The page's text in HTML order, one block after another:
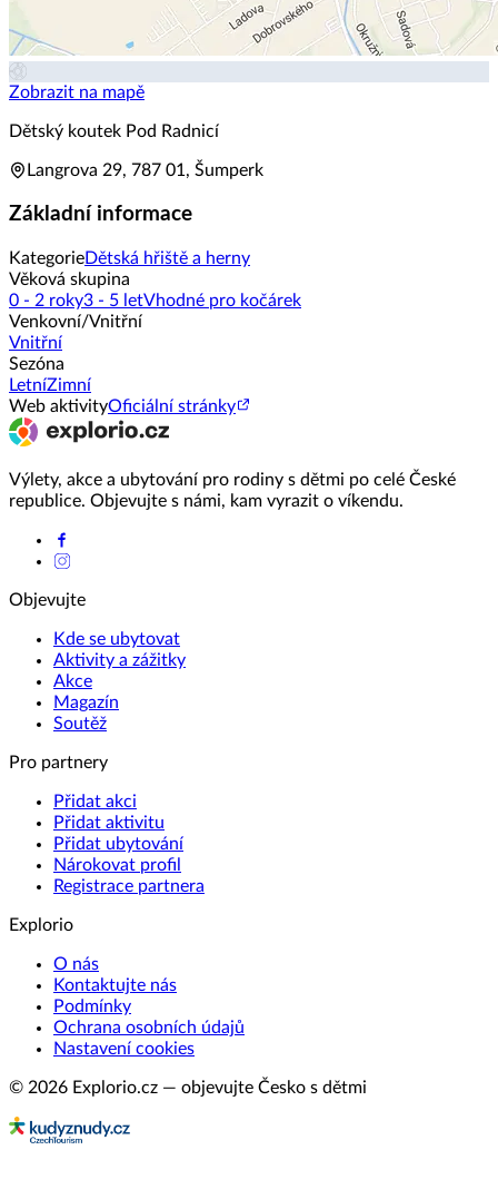
Zobrazit na mapě
Dětský koutek Pod Radnicí
Langrova 29, 787 01, Šumperk
Základní informace
KategorieDětská hřiště a herny
Věková skupina
0 - 2 roky3 - 5 letVhodné pro kočárek
Venkovní/Vnitřní
Vnitřní
Sezóna
LetníZimní
Web aktivityOficiální stránky
Výlety, akce a ubytování pro rodiny s dětmi po celé České
republice. Objevujte s námi, kam vyrazit o víkendu.
Objevujte
Kde se ubytovat
Aktivity a zážitky
Akce
Magazín
Soutěž
Pro partnery
Přidat akci
Přidat aktivitu
Přidat ubytování
Nárokovat profil
Registrace partnera
Explorio
O nás
Kontaktujte nás
Podmínky
Ochrana osobních údajů
Nastavení cookies
© 2026 Explorio.cz — objevujte Česko s dětmi